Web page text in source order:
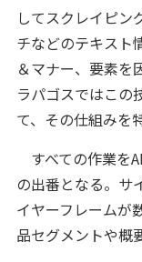
してスクレイピン
チなどのテキスト
＆マナー、要素を
ラパゴスではこの
て、その仕組みを
すべての作業を
の出番となる。サ
イヤーフレームが
品セグメントや概